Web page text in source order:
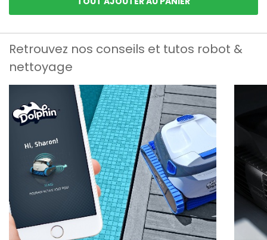
Retrouvez nos conseils et tutos robot &
nettoyage